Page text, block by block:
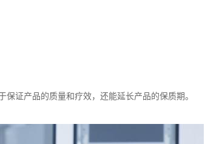
证产品的质量和疗效，还能延长产品的保质期。